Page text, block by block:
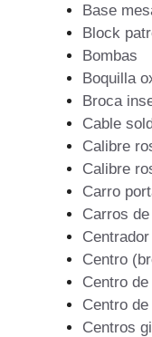
Base
Block
Bombas
Boquilla
Broca
Cable
Calibre
Calibre
Carro
Carros
Centro
Centro
Centro
Centros